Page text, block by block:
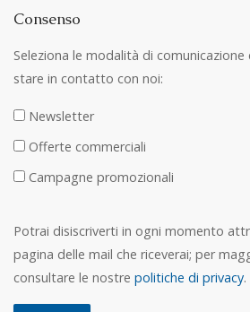
Consenso
Seleziona le modalità di comunicazione
stare in contatto con noi:
Newsletter
Offerte commerciali
Campagne promozionali
Potrai disiscriverti in ogni momento
pagina delle mail che riceverai; per
consultare le nostre politiche di privacy.